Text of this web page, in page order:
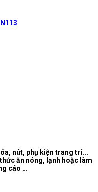
nút, phụ kiện trang trí...
ăn nóng, lạnh hoặc làm
cáo …